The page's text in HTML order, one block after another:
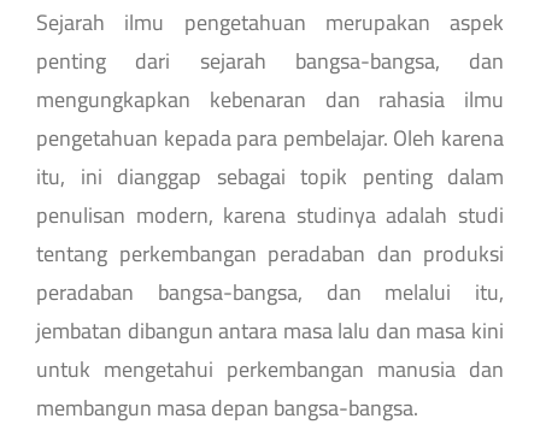
Sejarah ilmu pengetahuan merupakan aspek
penting dari sejarah bangsa-bangsa, dan
mengungkapkan kebenaran dan rahasia ilmu
pengetahuan kepada para pembelajar. Oleh karena
itu, ini dianggap sebagai topik penting dalam
penulisan modern, karena studinya adalah studi
tentang perkembangan peradaban dan produksi
peradaban bangsa-bangsa, dan melalui itu,
jembatan dibangun antara masa lalu dan masa kini
untuk mengetahui perkembangan manusia dan
membangun masa depan bangsa-bangsa.